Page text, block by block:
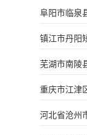
阜阳市临泉
镇江市丹阳
芜湖市南陵
重庆市江津
河北省沧州